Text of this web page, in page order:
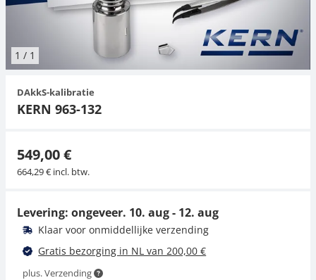
1 / 1
DAkkS-kalibratie
KERN 963-132
549,00 €
664,29 € incl. btw.
Levering: ongeveer. 10. aug - 12. aug
Klaar voor onmiddellijke verzending
Gratis bezorging in NL van 200,00 €
plus. Verzending
Hangende weegschalen
Kraanweegschalen
Spannings- en compressiebelastingcellen
Trekapparaten
Externe verlichting
Toepassingen voor experts
Universele toepassingen
Kleurmeting